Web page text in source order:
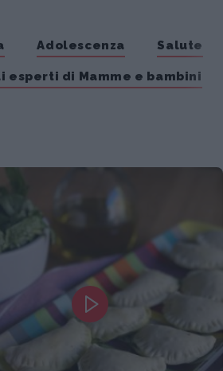
Adolescenza Salute
esperti di Mamme e bambini